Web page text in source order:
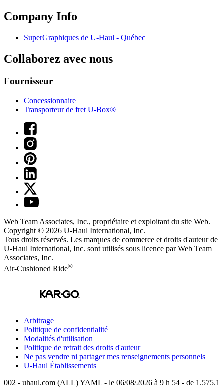
Company Info
SuperGraphiques de U-Haul - Québec
Collaborez avec nous
Fournisseur
Concessionnaire
Transporteur de fret U-Box®
Web Team Associates, Inc., propriétaire et exploitant du site Web.
Copyright © 2026 U-Haul International, Inc.
Tous droits réservés. Les marques de commerce et droits d'auteur de
U-Haul International, Inc. sont utilisés sous licence par Web Team
Associates, Inc.
Air-Cushioned Ride®
Arbitrage
Politique de confidentialité
Modalités d'utilisation
Politique de retrait des droits d'auteur
Ne pas vendre ni partager mes renseignements personnels
U-Haul Établissements
002 - uhaul.com (ALL) YAML - le 06/08/2026 à 9 h 54 - de 1.575.1